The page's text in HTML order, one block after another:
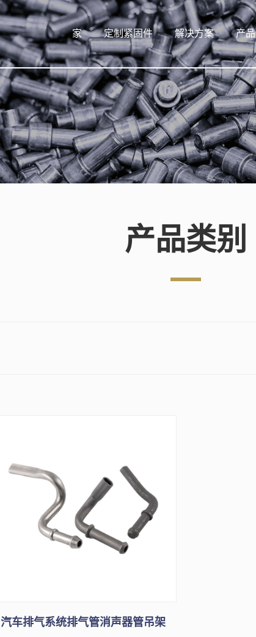
家 定制紧固件 解决方案 产品
产品类别
汽车排气系统排气管消声器管吊架